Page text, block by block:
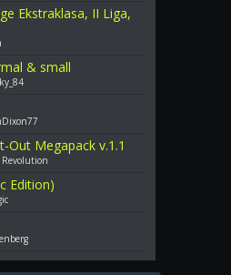
Ekstraklasa, II Liga,
& small
Out Megapack v.1.1
Edition)